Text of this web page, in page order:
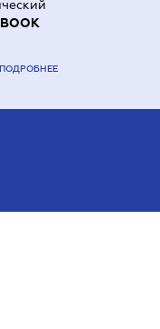
ПОДРОБНЕЕ